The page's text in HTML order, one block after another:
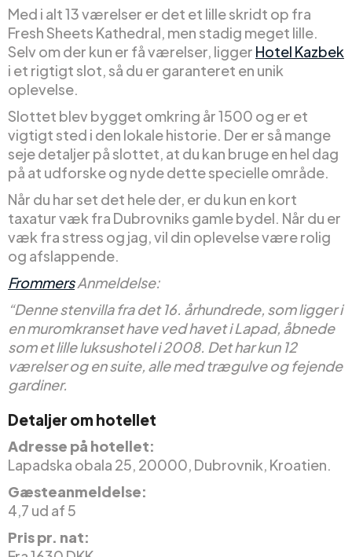
Med i alt 13 værelser er det et lille skridt op fra
Fresh Sheets Kathedral, men stadig meget lille.
Selv om der kun er få værelser, ligger Hotel Kazbek
i et rigtigt slot, så du er garanteret en unik
oplevelse.
Slottet blev bygget omkring år 1500 og er et
vigtigt sted i den lokale historie. Der er så mange
seje detaljer på slottet, at du kan bruge en hel dag
på at udforske og nyde dette specielle område.
Når du har set det hele der, er du kun en kort
taxatur væk fra Dubrovniks gamle bydel. Når du er
væk fra stress og jag, vil din oplevelse være rolig
og afslappende.
FrommersAnmeldelse:
“Denne stenvilla fra det 16. århundrede, som ligger i
en muromkranset have ved havet i Lapad, åbnede
som et lille luksushotel i 2008. Det har kun 12
værelser og en suite, alle med trægulve og fejende
gardiner.
Detaljer om hotellet
Adresse på hotellet:
Lapadska obala 25, 20000, Dubrovnik, Kroatien.
Gæsteanmeldelse:
4,7 ud af 5
Pris pr. nat: